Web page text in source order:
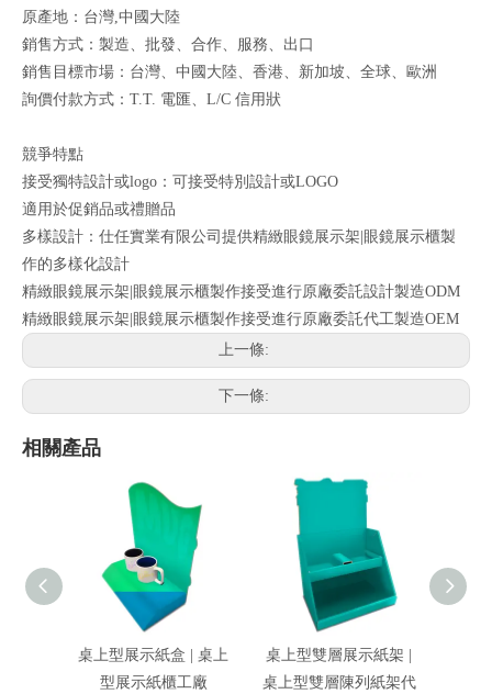
原產地：台灣,中國大陸
銷售方式：製造、批發、合作、服務、出口
銷售目標市場：台灣、中國大陸、香港、新加坡、全球、歐洲
詢價付款方式：T.T. 電匯、L/C 信用狀
競爭特點
接受獨特設計或logo：可接受特別設計或LOGO
適用於促銷品或禮贈品
多樣設計：仕任實業有限公司提供精緻眼鏡展示架|眼鏡展示櫃製
作的多樣化設計
精緻眼鏡展示架|眼鏡展示櫃製作接受進行原廠委託設計製造ODM
精緻眼鏡展示架|眼鏡展示櫃製作接受進行原廠委託代工製造OEM
上一條:
下一條:
相關產品
桌上型展示紙盒 | 桌上
型展示紙櫃工廠
桌上型雙層展示紙架 |
桌上型雙層陳列紙架代